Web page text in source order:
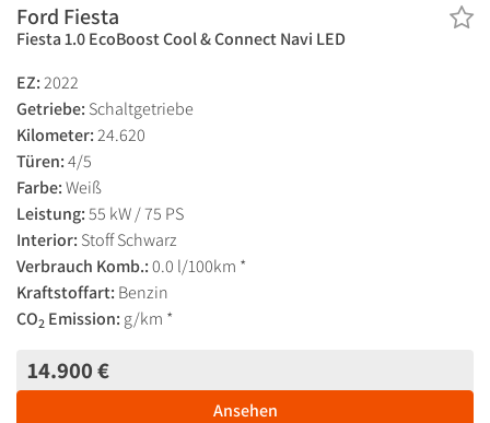
Ford Fiesta
Fiesta 1.0 EcoBoost Cool & Connect Navi LED
EZ:2022
Getriebe: Schaltgetriebe
Kilometer:24.620
Türen:4/5
Farbe:Weiß
Leistung:55 kW / 75 PS
Interior: Stoff Schwarz
Verbrauch Komb.:0.0 l/100km *
Kraftstoffart: Benzin
CO2 Emission: g/km *
14.900 €
Ansehen